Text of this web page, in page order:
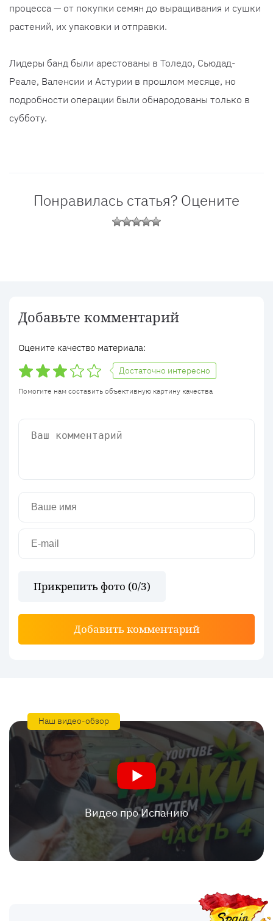
процесса — от покупки семян до выращивания и сушки
растений, их упаковки и отправки.
Лидеры банд были арестованы в Толедо, Сьюдад-
Реале, Валенсии и Астурии в прошлом месяце, но
подробности операции были обнародованы только в
субботу.
Понравилась статья? Оцените
Добавьте комментарий
Оцените качество материала:
Достаточно интересно
Помогите нам составить объективную картину качества
Прикрепить фото (0/3)
Добавить комментарий
Наш видео-обзор
Видео про Испанию